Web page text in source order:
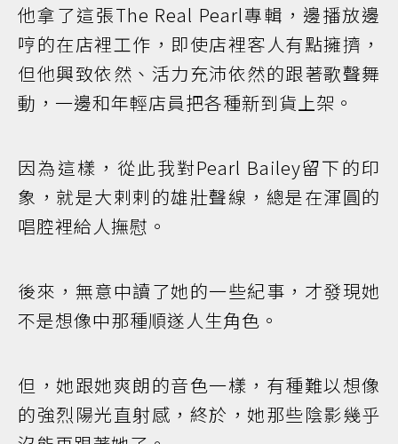
他拿了這張The Real Pearl專輯，邊播放邊
哼的在店裡工作，即使店裡客人有點擁擠，
但他興致依然、活力充沛依然的跟著歌聲舞
動，一邊和年輕店員把各種新到貨上架。
因為這樣，從此我對Pearl Bailey留下的印
象，就是大剌剌的雄壯聲線，總是在渾圓的
唱腔裡給人撫慰。
後來，無意中讀了她的一些紀事，才發現她
不是想像中那種順遂人生角色。
但，她跟她爽朗的音色一樣，有種難以想像
的強烈陽光直射感，終於，她那些陰影幾乎